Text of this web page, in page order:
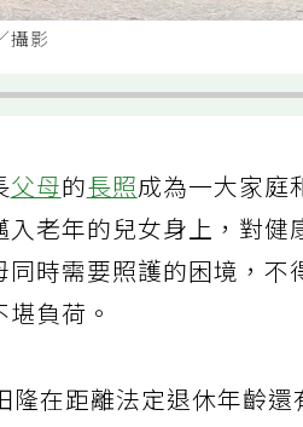
攝影
父母的長照成為一大家庭
入老年的兒女身上，對
同時需要照護的困境，
負荷。
隆在距離法定退休年齡